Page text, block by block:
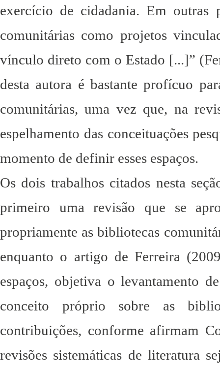
exercício de cidadania. Em outras
comunitárias como projetos
vínculo direto com o Estado [...]”
desta autora é bastante profícuo
comunitárias, uma vez que, na
espelhamento das conceituações
momento de definir esses espaços.
Os dois trabalhos citados nesta
primeiro uma revisão que se
propriamente as bibliotecas
enquanto o artigo de Ferreira
espaços, objetiva o levantamento
conceito próprio sobre as
contribuições, conforme afirmam
revisões sistemáticas de literatura